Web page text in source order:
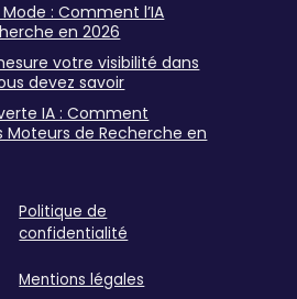
: Comment l’IA
en 2026
votre visibilité dans
devez savoir
IA : Comment
Moteurs de Recherche en
Politique de
confidentialité
Mentions légales